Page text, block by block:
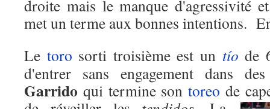
droite mais le manque d'agressivité
met un terme aux bonnes intentions.
Le toro sorti troisième est un tío de
d'entrer sans engagement dans
Garrido qui termine sontoreo de